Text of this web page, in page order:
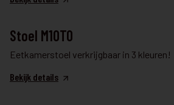
Stoel M10TO
Eetkamerstoel verkrijgbaar in 3 kleuren!
Bekijk details